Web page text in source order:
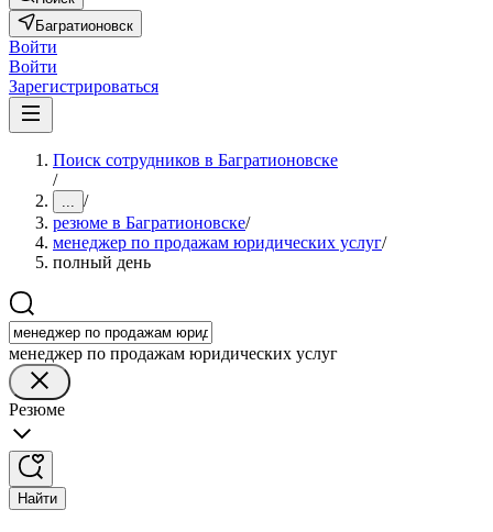
Багратионовск
Войти
Войти
Зарегистрироваться
Поиск сотрудников в Багратионовске
/
... /
резюме в Багратионовске/
менеджер по продажам юридических услуг/
полный день
менеджер по продажам юридических услуг
Резюме
Найти